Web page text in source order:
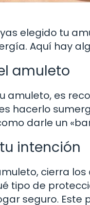
elegido tu
Aquí hay
amuleto
amuleto, es
hacerlo
darle un
intención
cierra
tipo de
seguro. Este